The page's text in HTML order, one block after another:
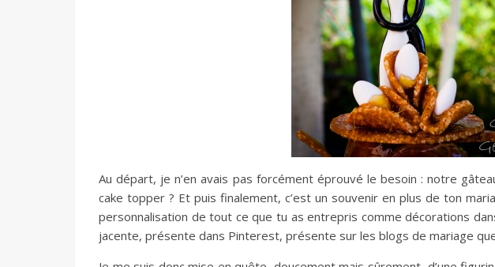
Au départ, je n’en avais pas forcément éprouvé le besoin : notre
cake topper ? Et puis finalement, c’est un souvenir en plus de ton
personnalisation de tout ce que tu as entrepris comme décorations
jacente, présente dans Pinterest, présente sur les blogs de mariage